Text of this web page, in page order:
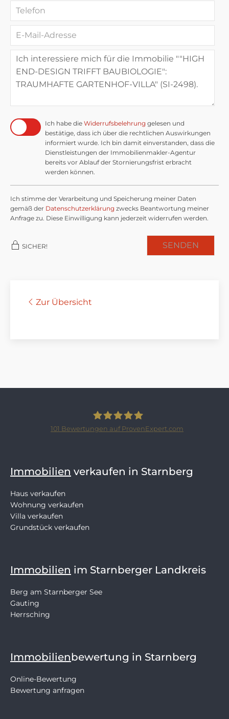
Ich habe die Widerrufsbelehrung gelesen und
bestätige, dass ich über die rechtlichen Auswirkungen
informiert wurde. Ich bin damit einverstanden, dass die
Dienstleistungen der Immobilienmakler-Agentur
bereits vor Ablauf der Stornierungsfrist erbracht
werden können.
Ich stimme der Verarbeitung und Speicherung meiner Daten
gemäß der Datenschutzerklärung zwecks Beantwortung meiner
Anfrage zu. Diese Einwilligung kann jederzeit widerrufen werden.
SICHER! SENDEN
Zur Übersicht
101 Bewertungen auf ProvenExpert.com
Immobilien verkaufen in Starnberg
Haus verkaufen
Wohnung verkaufen
Villa verkaufen
Grundstück verkaufen
Immobilien im Starnberger Landkreis
Berg am Starnberger See
Gauting
Herrsching
Immobilienbewertung in Starnberg
Online-Bewertung
Bewertung anfragen